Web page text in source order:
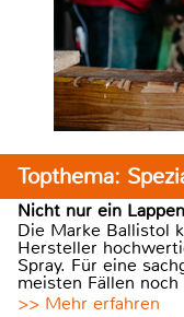
Topthema:
Nicht nur ein Lappen
Die Marke Ballistol
Hersteller
Spray. Für eine
meisten Fällen
>> Mehr erfahren